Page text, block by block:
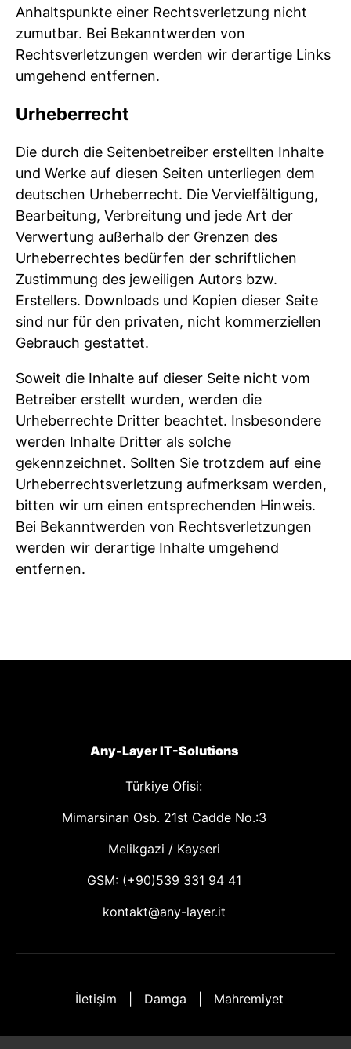
Anhaltspunkte einer Rechtsverletzung nicht
zumutbar. Bei Bekanntwerden von
Rechtsverletzungen werden wir derartige Links
umgehend entfernen.
Urheberrecht
Die durch die Seitenbetreiber erstellten Inhalte
und Werke auf diesen Seiten unterliegen dem
deutschen Urheberrecht. Die Vervielfältigung,
Bearbeitung, Verbreitung und jede Art der
Verwertung außerhalb der Grenzen des
Urheberrechtes bedürfen der schriftlichen
Zustimmung des jeweiligen Autors bzw.
Erstellers. Downloads und Kopien dieser Seite
sind nur für den privaten, nicht kommerziellen
Gebrauch gestattet.
Soweit die Inhalte auf dieser Seite nicht vom
Betreiber erstellt wurden, werden die
Urheberrechte Dritter beachtet. Insbesondere
werden Inhalte Dritter als solche
gekennzeichnet. Sollten Sie trotzdem auf eine
Urheberrechtsverletzung aufmerksam werden,
bitten wir um einen entsprechenden Hinweis.
Bei Bekanntwerden von Rechtsverletzungen
werden wir derartige Inhalte umgehend
entfernen.
Any-Layer IT-Solutions
Türkiye Ofisi:
Mimarsinan Osb. 21st Cadde No.:3
Melikgazi / Kayseri
GSM: (+90)539 331 94 41
kontakt@any-layer.it
İletişim Damga Mahremiyet